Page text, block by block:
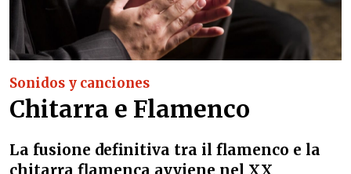
Sonidos y canciones
Chitarra e Flamenco
La fusione definitiva tra il flamenco e la